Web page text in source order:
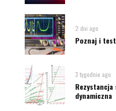
2 dni ago
Poznaj i
3 tygodnie ago
dynamiczna